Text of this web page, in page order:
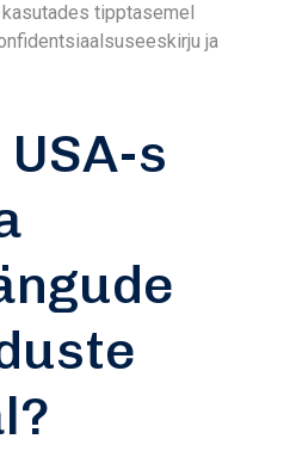
tipptasemel
ja
s